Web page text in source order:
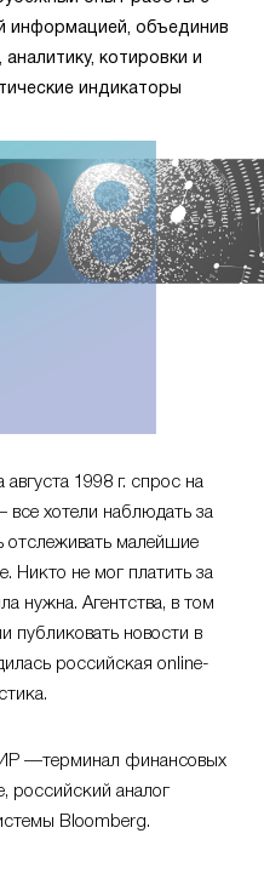
информацией, объединив
аналитику, котировки и
индикаторы
1998 г. спрос на
хотели наблюдать за
отслеживать малейшие
Никто не мог платить за
нужна. Агентства, в том
публиковать новости в
российская online-
—терминал финансовых
российский аналог
Bloomberg.